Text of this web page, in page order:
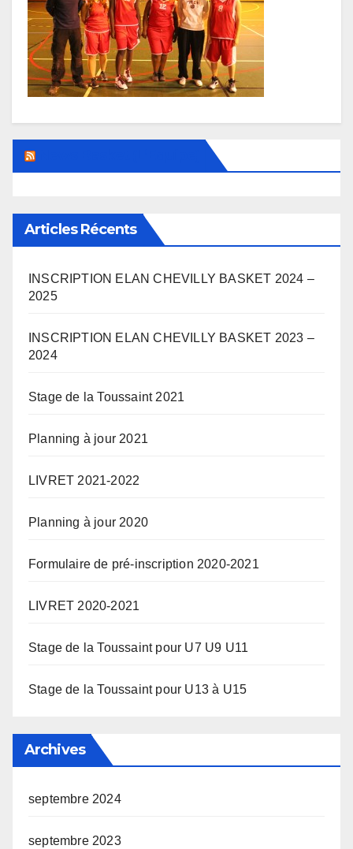
Articles Récents
INSCRIPTION ELAN CHEVILLY BASKET 2024 –
2025
INSCRIPTION ELAN CHEVILLY BASKET 2023 –
2024
Stage de la Toussaint 2021
Planning à jour 2021
LIVRET 2021-2022
Planning à jour 2020
Formulaire de pré-inscription 2020-2021
LIVRET 2020-2021
Stage de la Toussaint pour U7 U9 U11
Stage de la Toussaint pour U13 à U15
Archives
septembre 2024
septembre 2023